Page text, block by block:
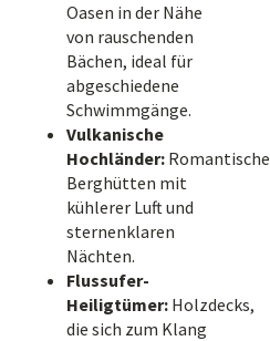
Oasen in der Nähe
von rauschenden
Bächen, ideal für
abgeschiedene
Schwimmgänge.
Vulkanische
Hochländer: Romantische
Berghütten mit
kühlerer Luft und
sternenklaren
Nächten.
Flussufer-
Heiligtümer: Holzdecks,
die sich zum Klang